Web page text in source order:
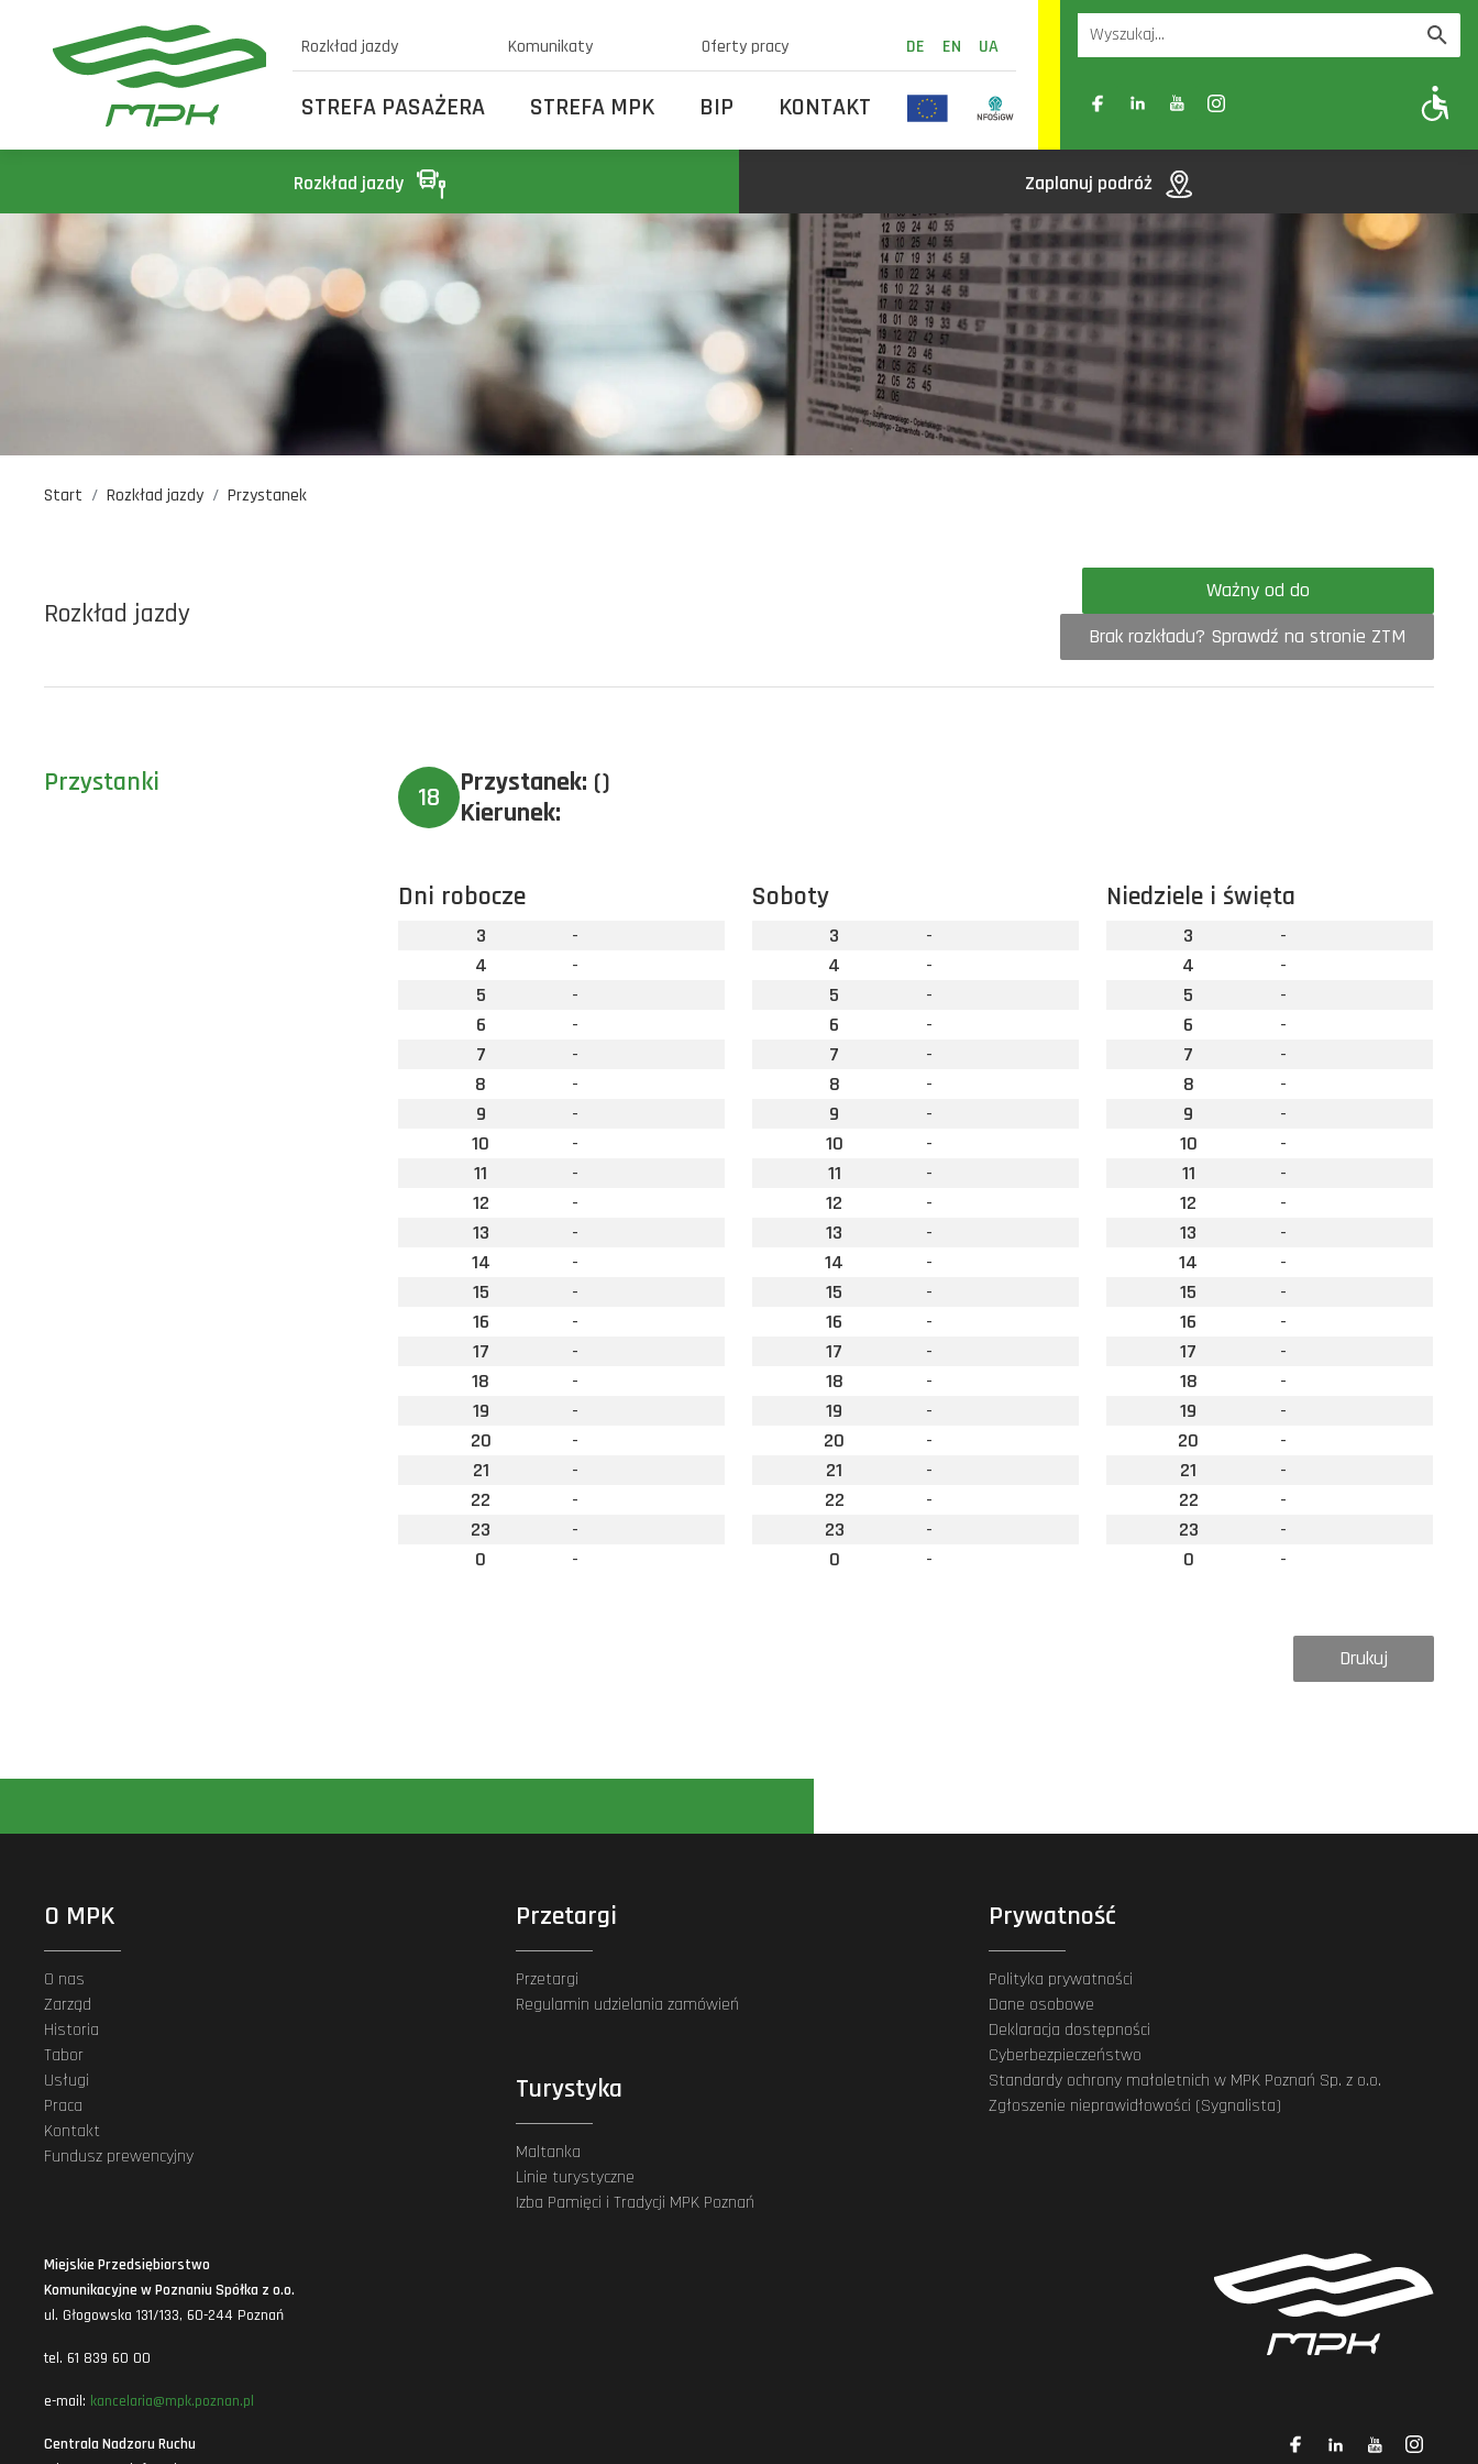
Rozkład jazdy Komunikaty Oferty pracy DE EN UA
STREFA PASAŻERA STREFA MPK BIP KONTAKT A- A A+
Rozkład jazdy Zaplanuj podróż
Start Rozkład jazdy Przystanek
Rozkład jazdy
Ważny od do
Brak rozkładu? Sprawdź na stronie ZTM
Przystanki 18 Przystanek: ()
Kierunek:
Dni robocze
3
-
4
-
5
-
6
-
7
-
8
-
9
-
10
-
11
-
12
-
13
-
14
-
15
-
16
-
17
-
18
-
19
-
20
-
21
-
22
-
23
-
0
-
Soboty
3
-
4
-
5
-
6
-
7
-
8
-
9
-
10
-
11
-
12
-
13
-
14
-
15
-
16
-
17
-
18
-
19
-
20
-
21
-
22
-
23
-
0
-
Niedziele i święta
3
-
4
-
5
-
6
-
7
-
8
-
9
-
10
-
11
-
12
-
13
-
14
-
15
-
16
-
17
-
18
-
19
-
20
-
21
-
22
-
23
-
0
-
Drukuj
O MPK
O nas
Zarząd
Historia
Tabor
Usługi
Praca
Kontakt
Fundusz prewencyjny
Przetargi
Przetargi
Regulamin udzielania zamówień
Turystyka
Maltanka
Linie turystyczne
Izba Pamięci i Tradycji MPK Poznań
Prywatność
Polityka prywatności
Dane osobowe
Deklaracja dostępności
Cyberbezpieczeństwo
Standardy ochrony małoletnich w MPK Poznań Sp. z o.o.
Zgłoszenie nieprawidłowości (Sygnalista)
Miejskie Przedsiębiorstwo
Komunikacyjne w Poznaniu Spółka z o.o.
ul. Głogowska 131/133, 60-244 Poznań
tel. 61 839 60 00
e-mail: kancelaria@mpk.poznan.pl
Centrala Nadzoru Ruchu